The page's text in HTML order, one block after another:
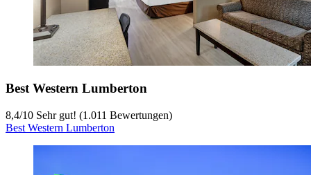
Best Western Lumberton
8,4/10 Sehr gut! (1.011 Bewertungen)
Best Western Lumberton